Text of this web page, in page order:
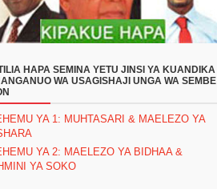
HAPA SEMINA YETU JINSI YA KUANDIKA
WA USAGISHAJI UNGA WA SEMBE
YA 1: MUHTASARI & MAELEZO YA
YA 2: MAELEZO YA BIDHAA &
YA SOKO